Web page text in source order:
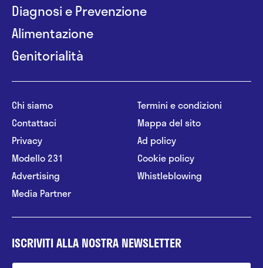
Diagnosi e Prevenzione
Alimentazione
Genitorialità
Chi siamo
Contattaci
Privacy
Modello 231
Advertising
Media Partner
Termini e condizioni
Mappa del sito
Ad policy
Cookie policy
Whistleblowing
ISCRIVITI ALLA NOSTRA NEWSLETTER